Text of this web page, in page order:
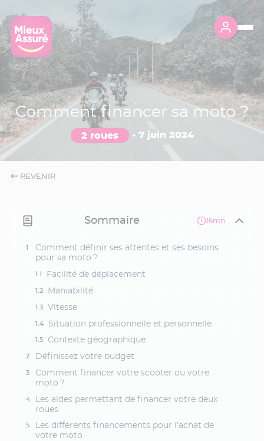
Comment financer sa moto ?
2 roues - 7 juin 2024
REVENIR
Sommaire 16mn
Comment définir ses attentes et ses besoins
pour sa moto ?
Facilité de déplacement
Maniabilité
Vitesse
Situation professionnelle et personnelle
Contexte géographique
Définissez votre budget
Comment financer votre scooter ou votre
moto ?
Les aides permettant de financer votre deux
roues
Les différents financements pour l’achat de
votre moto